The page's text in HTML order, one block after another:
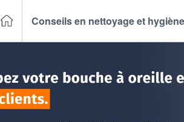
Conseils en nettoyage et hygiène